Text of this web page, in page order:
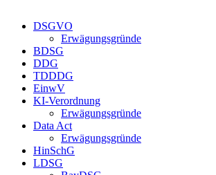
DSGVO
Erwägungsgründe
BDSG
DDG
TDDDG
EinwV
KI-Verordnung
Erwägungsgründe
Data Act
Erwägungsgründe
HinSchG
LDSG